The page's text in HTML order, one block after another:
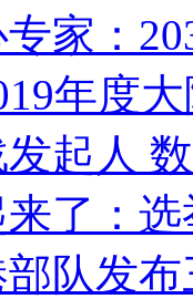
家：
年度
起人
了：
队发